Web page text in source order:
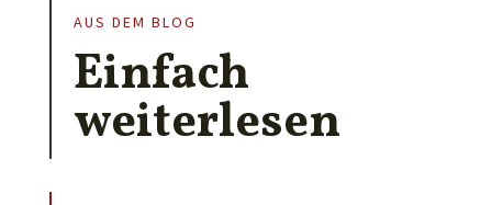
AUS DEM BLOG
Einfach
weiterlesen